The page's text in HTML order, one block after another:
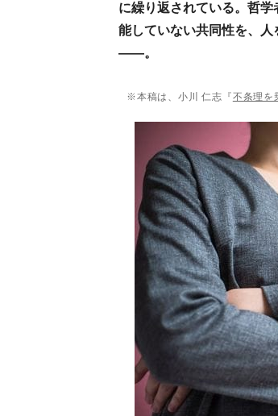
に繰り返されている。哲
能していない共同性を、
――。
※本稿は、小川 仁志『不条理を